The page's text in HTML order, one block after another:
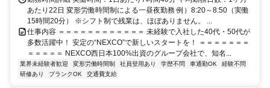
あたり22日 変形労働時間制による一昼夜勤務 例）8:20～8:50（実働
15時間20分） ※シフト制で残業は、ほぼありません。 ...
仕事内容 ＝＝＝＝＝＝＝＝＝＝＝＝ 未経験で入社した40代・50代が
多数活躍中！ 安定の“NEXCO”で新しいスタートを！ ＝＝＝＝＝＝＝
＝＝＝＝＝ NEXCO西日本100%出資のグループ会社で、知名...
業界未経験者歓迎 変形労働時間制 社員登用あり 学歴不問 車通勤OK
経験不問
研修あり
ブランクOK 交通費支給